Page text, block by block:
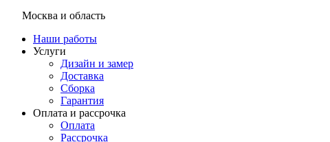
Москва и область
Наши работы
Услуги
Дизайн и замер
Доставка
Сборка
Гарантия
Оплата и рассрочка
Оплата
Рассрочка